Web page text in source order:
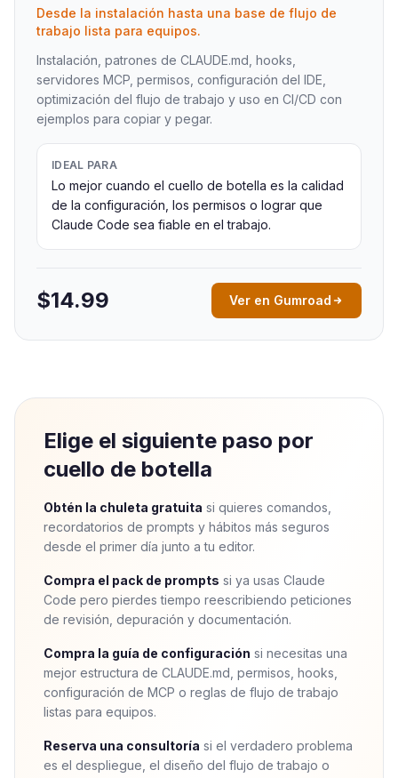
Desde la instalación hasta una base de flujo de
trabajo lista para equipos.
Instalación, patrones de CLAUDE.md, hooks,
servidores MCP, permisos, configuración del IDE,
optimización del flujo de trabajo y uso en CI/CD con
ejemplos para copiar y pegar.
IDEAL PARA
Lo mejor cuando el cuello de botella es la calidad
de la configuración, los permisos o lograr que
Claude Code sea fiable en el trabajo.
$14.99 Ver en Gumroad
Elige el siguiente paso por
cuello de botella
Obtén la chuleta gratuita si quieres comandos,
recordatorios de prompts y hábitos más seguros
desde el primer día junto a tu editor.
Compra el pack de prompts si ya usas Claude
Code pero pierdes tiempo reescribiendo peticiones
de revisión, depuración y documentación.
Compra la guía de configuración si necesitas una
mejor estructura de CLAUDE.md, permisos, hooks,
configuración de MCP o reglas de flujo de trabajo
listas para equipos.
Reserva una consultoría si el verdadero problema
es el despliegue, el diseño del flujo de trabajo o